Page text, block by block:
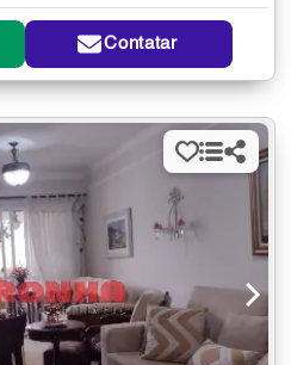
Contatar